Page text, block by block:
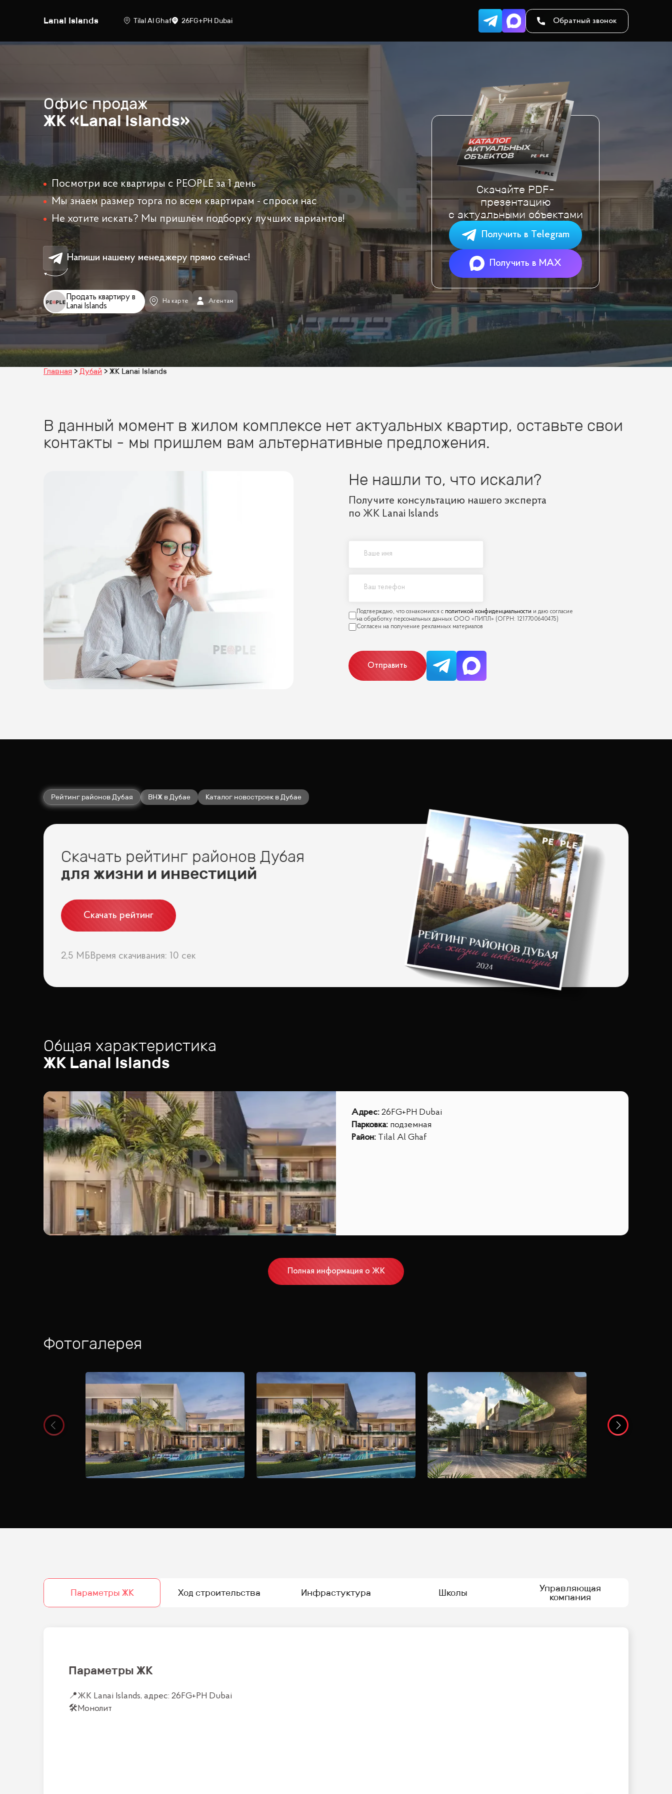
Lanai Islands Tilal Al Ghaf 26FG+PH Dubai Обратный звонок
Офис продаж
ЖК «Lanai Islands»
Посмотри все квартиры с PEOPLE за 1 день
Мы знаем размер торга по всем квартирам - спроси нас
Не хотите искать? Мы пришлём подборку лучших вариантов!
Напиши нашему менеджеру прямо сейчас!
Продать квартиру в
Lanai Islands
На карте Агентам
Скачайте PDF-
презентацию
с актуальными объектами
Получить в Telegram
Получить в MAX
Главная Дубай ЖК Lanai Islands
В данный момент в жилом комплексе нет актуальных квартир, оставьте свои
контакты - мы пришлем вам альтернативные предложения.
Не нашли то, что искали?
Получите консультацию нашего эксперта
по ЖК Lanai Islands
политикой конфиденциальности
Отправить
Рейтинг районов Дубая ВНЖ в Дубае Каталог новостроек в Дубае
Скачать рейтинг районов Дубая
для жизни и инвестиций
Скачать рейтинг
2,5 МБВремя скачивания: 10 сек
Общая характеристика
ЖК Lanai Islands
Адрес: 26FG+PH Dubai
Парковка: подземная
Район: Tilal Al Ghaf
Полная информация о ЖК
Фотогалерея
Параметры ЖК Ход строительства Инфрастуктура Школы
Управляющая
компания
Параметры ЖК
📍ЖК Lanai Islands, адрес: 26FG+PH Dubai
🛠Монолит